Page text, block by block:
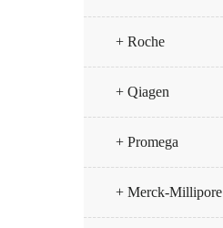
+ Roche
+ Qiagen
+ Promega
+ Merck-Millipore